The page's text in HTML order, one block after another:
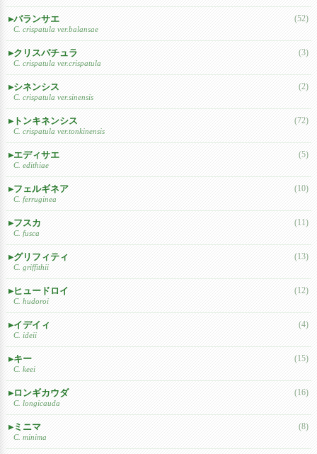
バランサエ
C. crispatula ver.balansae
(52)
クリスパチュラ
C. crispatula ver.crispatula
(3)
シネンシス
C. crispatula ver.sinensis
(2)
トンキネンシス
C. crispatula ver.tonkinensis
(72)
エディサエ
C. edithiae
(5)
フェルギネア
C. ferruginea
(10)
フスカ
C. fusca
(11)
グリフィティ
C. griffithii
(13)
ヒュードロイ
C. hudoroi
(12)
イデイィ
C. ideii
(4)
キー
C. keei
(15)
ロンギカウダ
C. longicauda
(16)
ミニマ
C. minima
(8)